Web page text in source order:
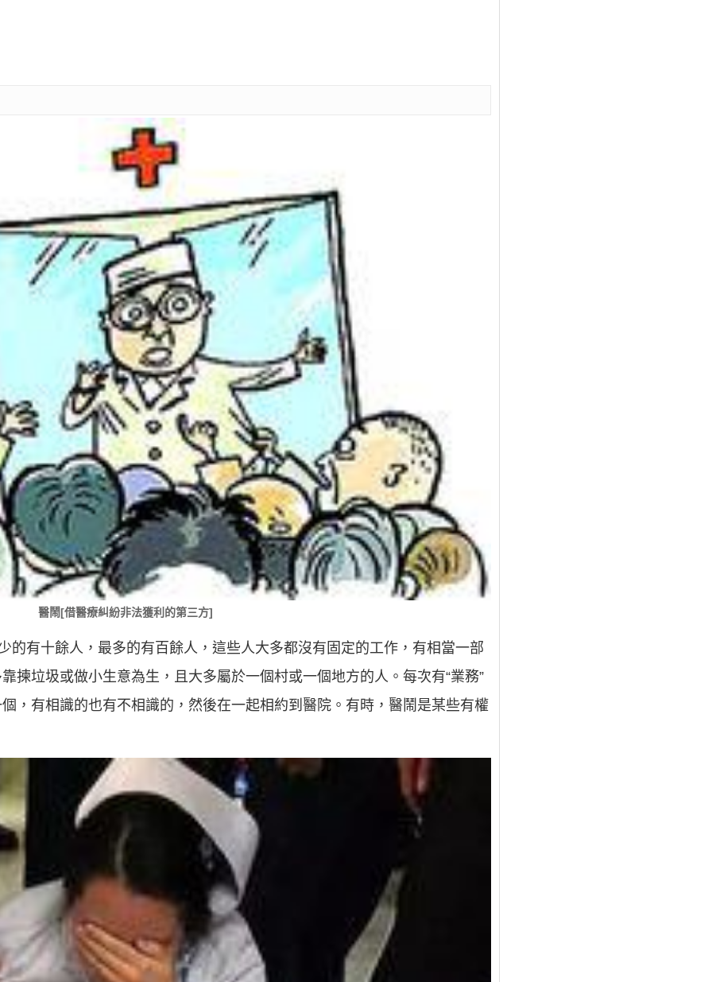
醫鬧[借醫療糾紛非法獲利的第三方]
的有十餘人，最多的有百餘人，這些人大多都沒有固定的工作，有相當一部
揀垃圾或做小生意為生，且大多屬於一個村或一個地方的人。每次有“業務”
，有相識的也有不相識的，然後在一起相約到醫院。有時，醫鬧是某些有權